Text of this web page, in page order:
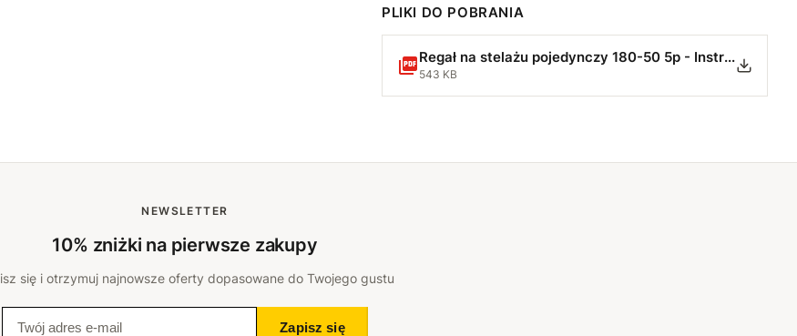
PLIKI DO POBRANIA
Regał na stelażu pojedynczy 180-50 5p - Instrukcja Montażu.pdf
543 KB
NEWSLETTER
10% zniżki na pierwsze zakupy
się i otrzymuj najnowsze oferty dopasowane do Twojego gustu
Zapisz się